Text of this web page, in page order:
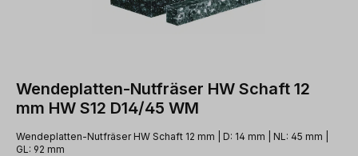
Wendeplatten-Nutfräser HW Schaft 12
mm HW S12 D14/45 WM
Wendeplatten-Nutfräser HW Schaft 12 mm | D: 14 mm | NL: 45 mm |
GL: 92 mm